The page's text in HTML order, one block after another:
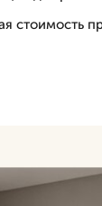
стоимость